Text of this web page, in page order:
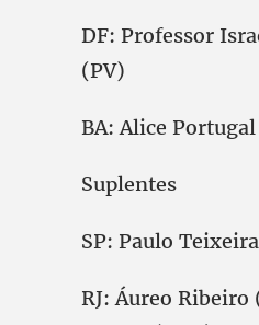
DF: Professor
(PV)
BA: Alice
Suplentes
SP: Paulo
RJ: Áureo Ribeiro